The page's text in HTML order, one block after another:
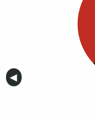
Anterior
◀︎